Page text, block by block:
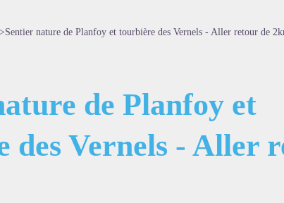
Voir l'image en plein écran
>Sentier nature de Planfoy et tourbière des Vernels - Aller retour de
de Planfoy et
des Vernels - Aller